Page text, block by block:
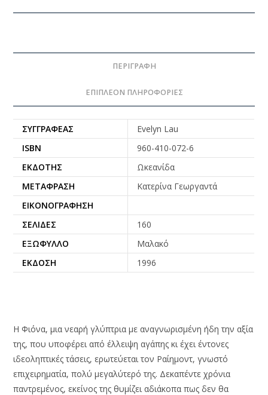
ΠΕΡΙΓΡΑΦΉ
ΕΠΙΠΛΈΟΝ ΠΛΗΡΟΦΟΡΊΕΣ
ΣΥΓΓΡΑΦΈΑΣ
Evelyn Lau
ISBN
960-410-072-6
ΕΚΔΌΤΗΣ
Ωκεανίδα
ΜΕΤΆΦΡΑΣΗ
Κατερίνα Γεωργαντά
ΕΙΚΟΝΟΓΡΆΦΗΣΗ
ΣΕΛΊΔΕΣ
160
ΕΞΏΦΥΛΛΟ
Μαλακό
ΈΚΔΟΣΗ
1996
Η Φιόνα, μια νεαρή γλύπτρια με αναγνωρισμένη ήδη την αξία
της, που υποφέρει από έλλειψη αγάπης κι έχει έντονες
ιδεοληπτικές τάσεις, ερωτεύεται τον Ραίημοντ, γνωστό
επιχειρηματία, πολύ μεγαλύτερό της. Δεκαπέντε χρόνια
παντρεμένος, εκείνος της θυμίζει αδιάκοπα πως δεν θα